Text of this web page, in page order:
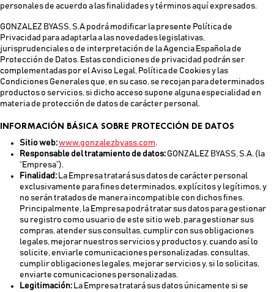
personales de acuerdo a las finalidades y términos aquí expresados.
GONZALEZ BYASS, S.A podrá modificar la presente Política de
Privacidad para adaptarla a las novedades legislativas,
jurisprudenciales o de interpretación de la Agencia Española de
Protección de Datos. Estas condiciones de privacidad podrán ser
complementadas por el Aviso Legal, Política de Cookies y las
Condiciones Generales que, en su caso, se recojan para determinados
productos o servicios, si dicho acceso supone alguna especialidad en
materia de protección de datos de carácter personal.
INFORMACIÓN BÁSICA SOBRE PROTECCIÓN DE DATOS
Sitio web:www.gonzalezbyass.com.
Responsable del tratamiento de datos: GONZALEZ BYASS, S.A. (la
“Empresa”).
Finalidad: La Empresa tratará sus datos de carácter personal
exclusivamente para fines determinados, explícitos y legítimos, y
no serán tratados de manera incompatible con dichos fines.
Principalmente, la Empresa podrá tratar sus datos para gestionar
su registro como usuario de este sitio web, para gestionar sus
compras, atender sus consultas, cumplir con sus obligaciones
legales, mejorar nuestros servicios y productos y, cuando así lo
solicite, enviarle comunicaciones personalizadas. consultas,
cumplir obligaciones legales, mejorar servicios y, si lo solicitas,
enviarte comunicaciones personalizadas.
Legitimación: La Empresa tratará sus datos únicamente si se